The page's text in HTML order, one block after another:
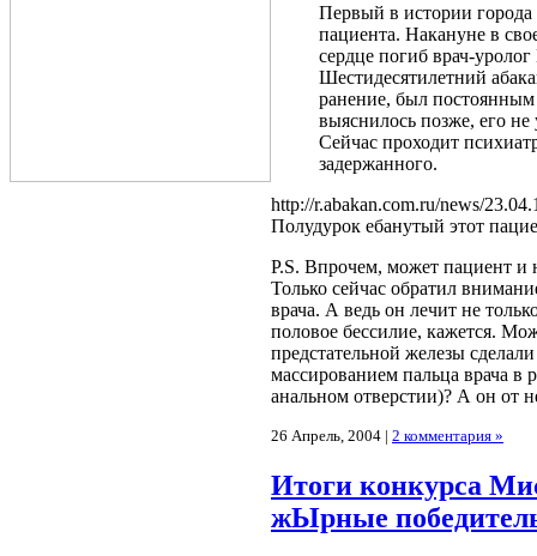
Первый в истории города
пациента. Накануне в
сердце погиб врач-
Шестидесятилетний
ранение, был
выяснилось позже, его не
Сейчас проходит
задержанного.
http://r.abakan.com.ru/news/
Полудурок ебанутый этот
P.S. Впрочем, может пациент и
Только сейчас обратил
врача. А ведь он лечит не
половое бессилие, кажется.
предстательной железы
массированием пальца врача в
анальном отверстии)? А он
26 Апрель, 2004 | 2 комментария »
Итоги конкурса
жЫрные